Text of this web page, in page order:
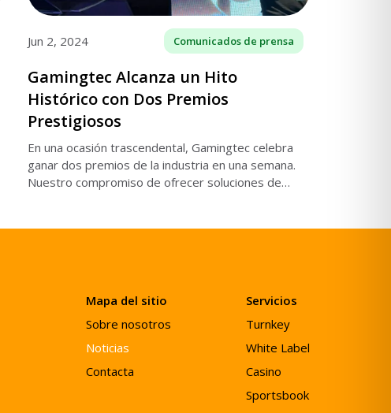
Jun 2, 2024 Comunicados de prensa
Gamingtec Alcanza un Hito
Histórico con Dos Premios
Prestigiosos
En una ocasión trascendental, Gamingtec celebra
ganar dos premios de la industria en una semana.
Nuestro compromiso de ofrecer soluciones de
Mapa del sitio
Sobre nosotros
Noticias
Contacta
Servicios
Turnkey
White Label
Casino
Sportsbook